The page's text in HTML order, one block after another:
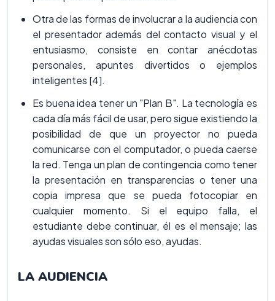
Otra de las formas de involucrar a la audiencia con
el presentador además del contacto visual y el
entusiasmo, consiste en contar anécdotas
personales, apuntes divertidos o ejemplos
inteligentes [4].
Es buena idea tener un "Plan B". La tecnología es
cada día más fácil de usar, pero sigue existiendo la
posibilidad de que un proyector no pueda
comunicarse con el computador, o pueda caerse
la red. Tenga un plan de contingencia como tener
la presentación en transparencias o tener una
copia impresa que se pueda fotocopiar en
cualquier momento. Si el equipo falla, el
estudiante debe continuar, él es el mensaje; las
ayudas visuales son sólo eso, ayudas.
LA AUDIENCIA